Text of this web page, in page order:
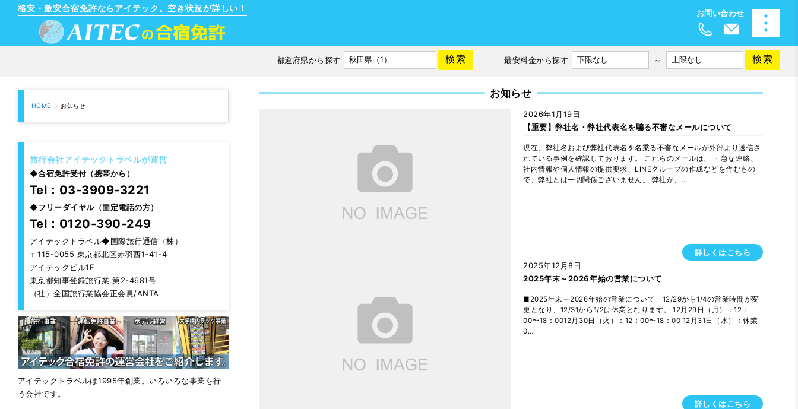
格安・激安合宿免許ならアイテック。空き状況が詳しい！
都道府県から探す 検索 最安料金から探す ～ 検索
お知らせ
2026年1月19日
【重要】弊社名・弊社代表名を騙る不審なメールについて
現在、弊社名および弊社代表名を名乗る不審なメールが外部より送信さ
れている事例を確認しております。 これらのメールは、 ・急な連絡、
社内情報や個人情報の提供要求、LINEグループの作成などを含むもの
で、弊社とは一切関係ございません。 弊社が、…
詳しくはこちら
2025年12月8日
2025年末～2026年始の営業について
■2025年末～2026年始の営業について 12/29から1/4の営業時間が変
更となり、12/31から1/2は休業となります。 12月29日（月）：12：
00〜18：0012月30日（火）：12：00〜18：00 12月31日（水）：休業
0…
詳しくはこちら
HOME お知らせ
旅行会社アイテックトラベルが運営
◆合宿免許受付（携帯から）
Tel：03-3909-3221
◆フリーダイヤル（固定電話の方）
Tel：0120-390-249
アイテックトラベル◆国際旅行通信（株）
〒115-0055 東京都北区赤羽西1-41-4
アイテックビル1F
東京都知事登録旅行業 第2-4681号
（社）全国旅行業協会正会員/ANTA
アイテックトラベルは1995年創業。いろいろな事業を行
う会社です。